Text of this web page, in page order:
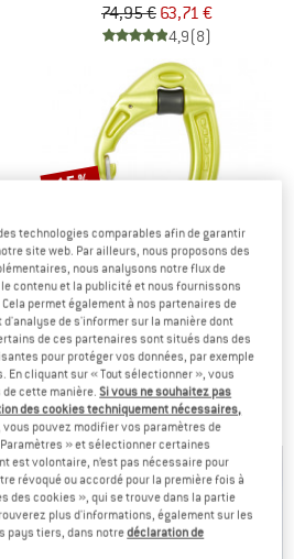
74,95 € 63,71 €
4,9(8)
€
-15 %
DMM
Revolver
Mousqueton de progression
44,95 €38,21 €
4,3(36)
technologies comparables afin de garantir
site web. Par ailleurs, nous proposons des
nous analysons notre flux de
contenu et la publicité et nous fournissons
permet également à nos partenaires de
de s'informer sur la manière dont
de ces partenaires sont situés dans des
pour protéger vos données, par exemple
cliquant sur « Tout sélectionner », vous
de cette manière.Si vous ne souhaitez pas
des cookies techniquement nécessaires,
vous pouvez modifier vos paramètres de
» et sélectionner certaines
est volontaire, n’est pas nécessaire pour
révoqué ou accordé pour la première fois à
des cookies », qui se trouve dans la partie
plus d'informations, également sur les
pays tiers, dans notredéclaration de